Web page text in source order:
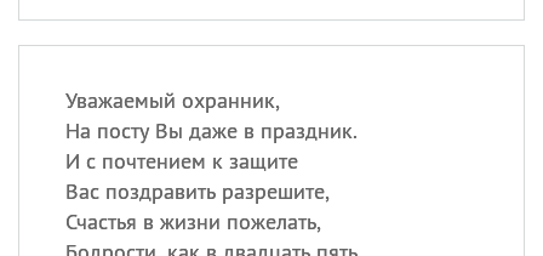
Уважаемый охранник,
На посту Вы даже в праздник.
И с почтением к защите
Вас поздравить разрешите,
Счастья в жизни пожелать,